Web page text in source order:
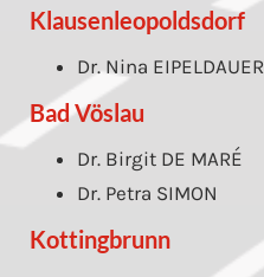
Klausenleopoldsdorf
Dr. Nina EIPELDAUER
Bad Vöslau
Dr. Birgit DE MARÉ
Dr. Petra SIMON
Kottingbrunn